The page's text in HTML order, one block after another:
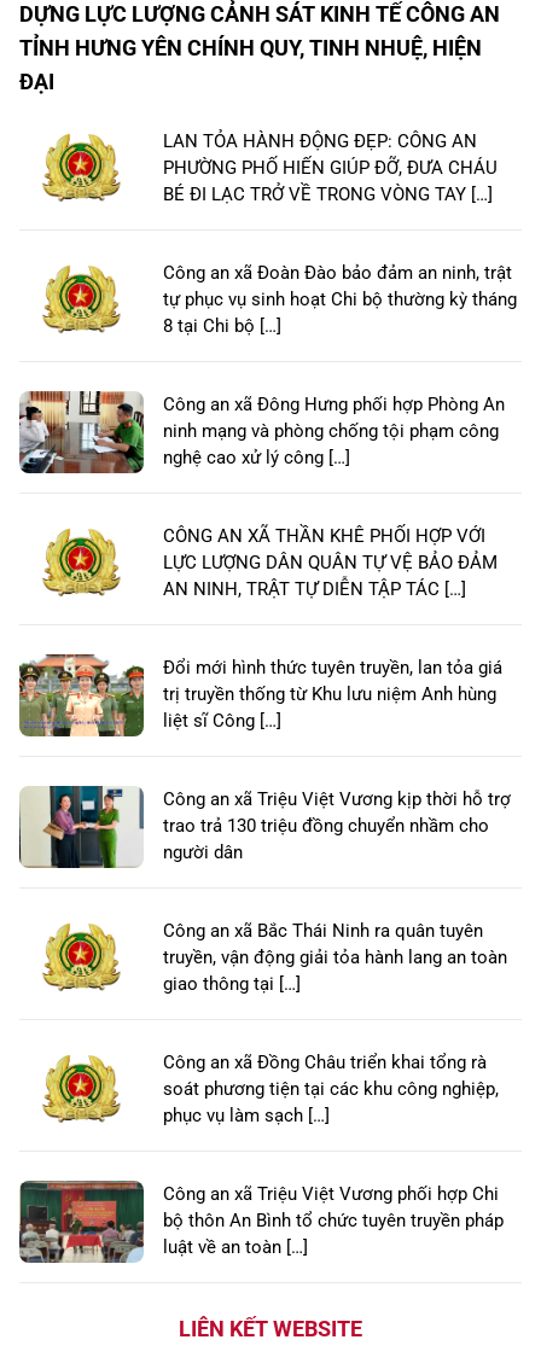
DỰNG LỰC LƯỢNG CẢNH SÁT KINH TẾ CÔNG AN
TỈNH HƯNG YÊN CHÍNH QUY, TINH NHUỆ, HIỆN
ĐẠI
LAN TỎA HÀNH ĐỘNG ĐẸP: CÔNG AN
PHƯỜNG PHỐ HIẾN GIÚP ĐỠ, ĐƯA CHÁU
BÉ ĐI LẠC TRỞ VỀ TRONG VÒNG TAY […]
Công an xã Đoàn Đào bảo đảm an ninh, trật
tự phục vụ sinh hoạt Chi bộ thường kỳ tháng
8 tại Chi bộ […]
Công an xã Đông Hưng phối hợp Phòng An
ninh mạng và phòng chống tội phạm công
nghệ cao xử lý công […]
CÔNG AN XÃ THẦN KHÊ PHỐI HỢP VỚI
LỰC LƯỢNG DÂN QUÂN TỰ VỆ BẢO ĐẢM
AN NINH, TRẬT TỰ DIỄN TẬP TÁC […]
Đổi mới hình thức tuyên truyền, lan tỏa giá
trị truyền thống từ Khu lưu niệm Anh hùng
liệt sĩ Công […]
Công an xã Triệu Việt Vương kịp thời hỗ trợ
trao trả 130 triệu đồng chuyển nhầm cho
người dân
Công an xã Bắc Thái Ninh ra quân tuyên
truyền, vận động giải tỏa hành lang an toàn
giao thông tại […]
Công an xã Đồng Châu triển khai tổng rà
soát phương tiện tại các khu công nghiệp,
phục vụ làm sạch […]
Công an xã Triệu Việt Vương phối hợp Chi
bộ thôn An Bình tổ chức tuyên truyền pháp
luật về an toàn […]
LIÊN KẾT WEBSITE